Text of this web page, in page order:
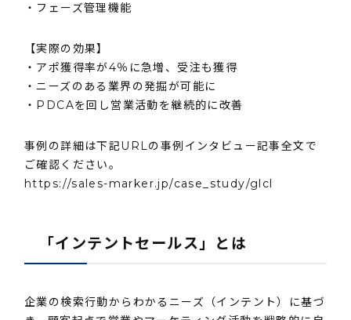
・フェーズ管理機能
【実際の効果】
・アポ獲得率が4％に急増、受注も獲得
・ニーズのある業界の発掘が可能に
・PDCAを回し営業活動を継続的に改善
事例の詳細は下記URLの事例インタビュー記事全文で
ご確認ください。
https://sales-marker.jp/case_study/glcl
「インテントセールス」とは
企業の検索行動からわかるニーズ（インテント）に基づ